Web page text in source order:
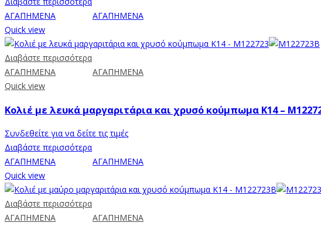
ΑΓΑΠΗΜΕΝΑ
ΑΓΑΠΗΜΕΝΑ
Quick view
Διαβάστε περισσότερα
ΑΓΑΠΗΜΕΝΑ
ΑΓΑΠΗΜΕΝΑ
Quick view
Κολιέ με λευκά μαργαριτάρια και χρυσό κούμπωμα K14 –
Συνδεθείτε για να δείτε τις τιμές
Διαβάστε περισσότερα
ΑΓΑΠΗΜΕΝΑ
ΑΓΑΠΗΜΕΝΑ
Quick view
Διαβάστε περισσότερα
ΑΓΑΠΗΜΕΝΑ
ΑΓΑΠΗΜΕΝΑ